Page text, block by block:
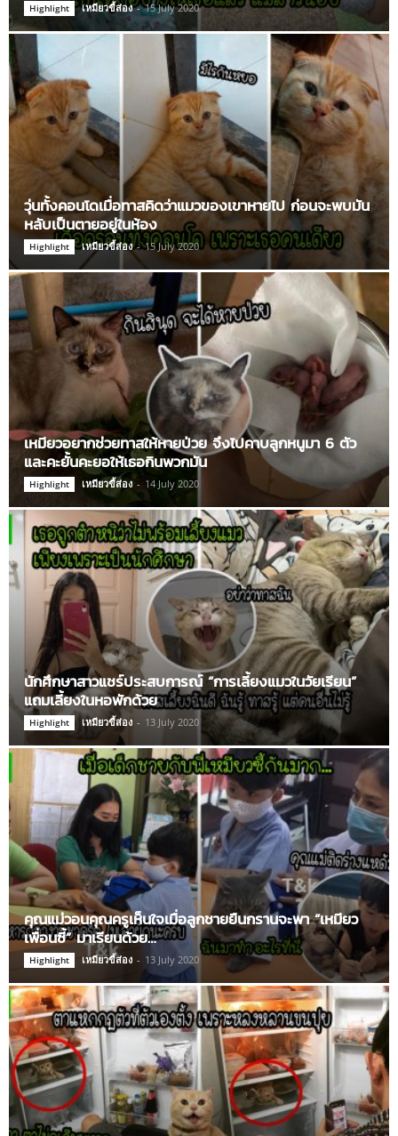
Highlight เหมียวขี้ส่อง - 15 July 2020
วุ่นทั้งคอนโดเมื่อทาสคิดว่าแมวของเขาหายไป ก่อนจะพบมัน
หลับเป็นตายอยู่ในห้อง
Highlight เหมียวขี้ส่อง - 15 July 2020
เหมียวอยากช่วยทาสให้หายป่วย จึงไปคาบลูกหนูมา 6 ตัว
และคะยั้นคะยอให้เธอกินพวกมัน
Highlight เหมียวขี้ส่อง - 14 July 2020
นักศึกษาสาวแชร์ประสบการณ์ “การเลี้ยงแมวในวัยเรียน”
แถมเลี้ยงในหอพักด้วย
Highlight เหมียวขี้ส่อง - 13 July 2020
คุณแม่วอนคุณครูเห็นใจเมื่อลูกชายยืนกรานจะพา “เหมียว
เพื่อนซี้” มาเรียนด้วย…
Highlight เหมียวขี้ส่อง - 13 July 2020